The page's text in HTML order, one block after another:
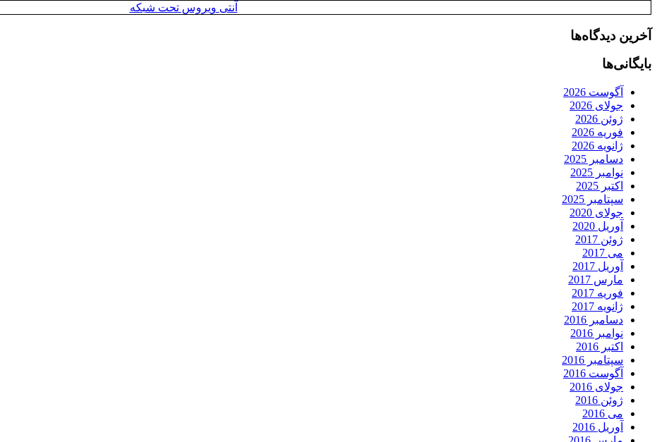
آنتی ویروس تحت شبکه
آخرین دیدگاه‌ها
بایگانی‌ها
آگوست 2026
جولای 2026
ژوئن 2026
فوریه 2026
ژانویه 2026
دسامبر 2025
نوامبر 2025
اکتبر 2025
سپتامبر 2025
جولای 2020
آوریل 2020
ژوئن 2017
می 2017
آوریل 2017
مارس 2017
فوریه 2017
ژانویه 2017
دسامبر 2016
نوامبر 2016
اکتبر 2016
سپتامبر 2016
آگوست 2016
جولای 2016
ژوئن 2016
می 2016
آوریل 2016